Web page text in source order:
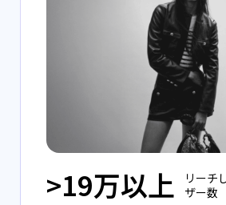
>19万以上
リーチ
ザー数